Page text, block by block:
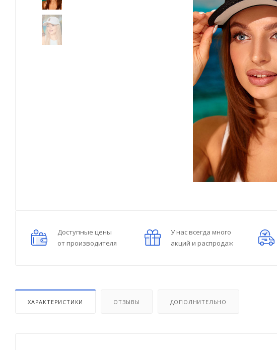
Доступные цены
от производителя
У нас всегда много
акций и распродаж
ХАРАКТЕРИСТИКИ ОТЗЫВЫ ДОПОЛНИТЕЛЬНО